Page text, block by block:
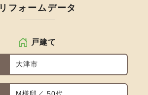
リフォームデータ
戸建て
大津市